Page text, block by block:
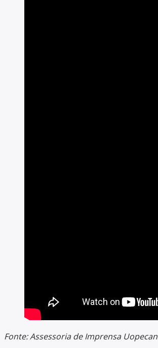
Fonte: Assessoria de Imprensa Uopecan